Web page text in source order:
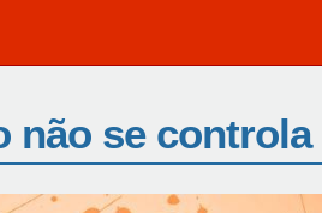
não se controla